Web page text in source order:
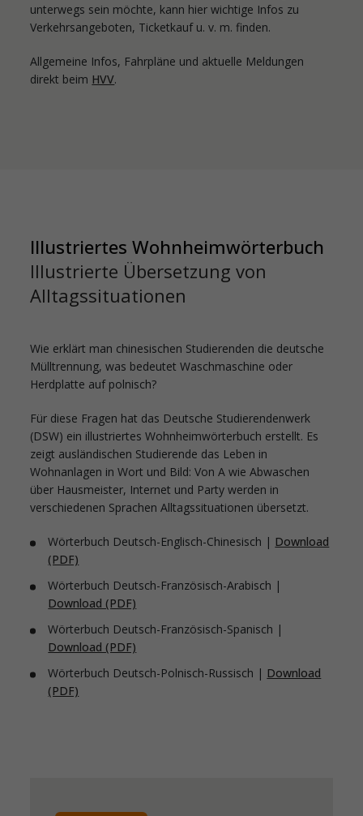
unterwegs sein möchte, kann hier wichtige Infos zu
Verkehrsangeboten, Ticketkauf u. v. m. finden.
Allgemeine Infos, Fahrpläne und aktuelle Meldungen
direkt beim HVV.
Illustriertes Wohnheimwörterbuch
Illustrierte Übersetzung von
Alltagssituationen
Wie erklärt man chinesischen Studierenden die deutsche
Mülltrennung, was bedeutet Waschmaschine oder
Herdplatte auf polnisch?
Für diese Fragen hat das Deutsche Studierendenwerk
(DSW) ein illustriertes Wohnheimwörterbuch erstellt. Es
zeigt ausländischen Studierende das Leben in
Wohnanlagen in Wort und Bild: Von A wie Abwaschen
über Hausmeister, Internet und Party werden in
verschiedenen Sprachen Alltagssituationen übersetzt.
Wörterbuch Deutsch-Englisch-Chinesisch | Download
(PDF)
Wörterbuch Deutsch-Französisch-Arabisch |
Download (PDF)
Wörterbuch Deutsch-Französisch-Spanisch |
Download (PDF)
Wörterbuch Deutsch-Polnisch-Russisch | Download
(PDF)